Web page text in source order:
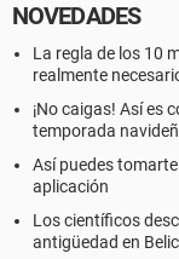
NOVEDADES
La regla de los 10
realmente
¡No caigas! Así es
temporada
Así puedes
aplicación
Los científicos
antigüedad en